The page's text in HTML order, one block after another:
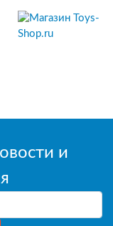
и